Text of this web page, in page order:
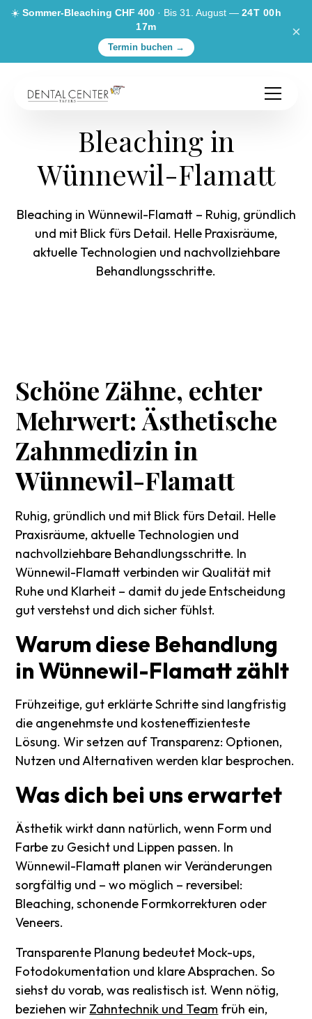
☀️Sommer-Bleaching CHF 400 · Bis 31. August —24T 00h
17m
Termin buchen →
×
Bleaching in
Wünnewil-Flamatt
Bleaching in Wünnewil-Flamatt – Ruhig, gründlich
und mit Blick fürs Detail. Helle Praxisräume,
aktuelle Technologien und nachvollziehbare
Behandlungsschritte.
Schöne Zähne, echter
Mehrwert: Ästhetische
Zahnmedizin in
Wünnewil-Flamatt
Ruhig, gründlich und mit Blick fürs Detail. Helle
Praxisräume, aktuelle Technologien und
nachvollziehbare Behandlungsschritte. In
Wünnewil-Flamatt verbinden wir Qualität mit
Ruhe und Klarheit – damit du jede Entscheidung
gut verstehst und dich sicher fühlst.
Warum diese Behandlung
inWünnewil-Flamattzählt
Frühzeitige, gut erklärte Schritte sind langfristig
die angenehmste und kosteneffizienteste
Lösung. Wir setzen auf Transparenz: Optionen,
Nutzen und Alternativen werden klar besprochen.
Was dich bei uns erwartet
Ästhetik wirkt dann natürlich, wenn Form und
Farbe zu Gesicht und Lippen passen. In
Wünnewil-Flamatt planen wir Veränderungen
sorgfältig und – wo möglich – reversibel:
Bleaching, schonende Formkorrekturen oder
Veneers.
Transparente Planung bedeutet Mock-ups,
Fotodokumentation und klare Absprachen. So
siehst du vorab, was realistisch ist. Wenn nötig,
beziehen wir Zahntechnik und Team früh ein,